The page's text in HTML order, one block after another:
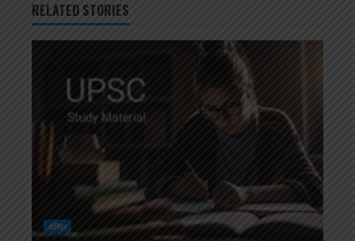
RELATED STORIES
करियर